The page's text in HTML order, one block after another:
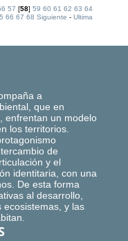
57 [58]59 60 61 62 63 64
66 67 68 Siguiente -Ultima
a
que en
enfrentan un modelo
los territorios.
de
y el
identitaria, con una
De esta forma
al desarrollo,
ecosistemas, y las